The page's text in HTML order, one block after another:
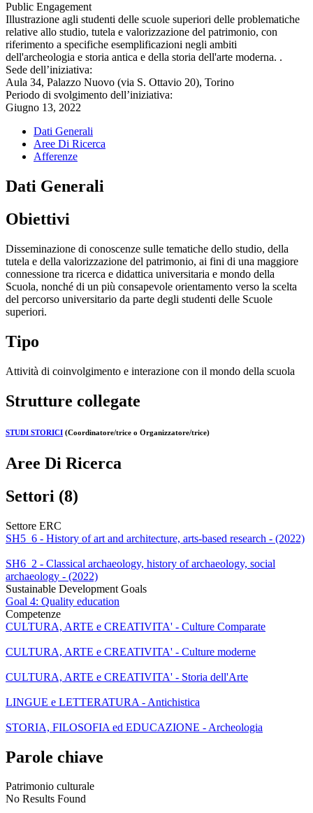
Public Engagement
Illustrazione agli studenti delle scuole superiori delle problematiche
relative allo studio, tutela e valorizzazione del patrimonio, con
riferimento a specifiche esemplificazioni negli ambiti
dell'archeologia e storia antica e della storia dell'arte moderna. .
Sede dell’iniziativa:
Aula 34, Palazzo Nuovo (via S. Ottavio 20), Torino
Periodo di svolgimento dell’iniziativa:
Giugno 13, 2022
Dati Generali
Aree Di Ricerca
Afferenze
Dati Generali
Obiettivi
Disseminazione di conoscenze sulle tematiche dello studio, della
tutela e della valorizzazione del patrimonio, ai fini di una maggiore
connessione tra ricerca e didattica universitaria e mondo della
Scuola, nonché di un più consapevole orientamento verso la scelta
del percorso universitario da parte degli studenti delle Scuole
superiori.
Tipo
Attività di coinvolgimento e interazione con il mondo della scuola
Strutture collegate
STUDI STORICI (Coordinatore/trice o Organizzatore/trice)
Aree Di Ricerca
Settori (8)
Settore ERC
SH5_6 - History of art and architecture, arts-based research - (2022)
SH6_2 - Classical archaeology, history of archaeology, social
archaeology - (2022)
Sustainable Development Goals
Goal 4: Quality education
Competenze
CULTURA, ARTE e CREATIVITA' - Culture Comparate
CULTURA, ARTE e CREATIVITA' - Culture moderne
CULTURA, ARTE e CREATIVITA' - Storia dell'Arte
LINGUE e LETTERATURA - Antichistica
STORIA, FILOSOFIA ed EDUCAZIONE - Archeologia
Parole chiave
Patrimonio culturale
No Results Found